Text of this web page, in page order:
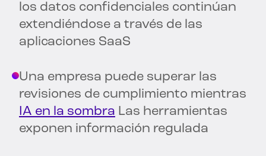
los datos confidenciales continúan
extendiéndose a través de las
aplicaciones SaaS
Una empresa puede superar las
revisiones de cumplimiento mientras
IA en la sombra Las herramientas
exponen información regulada